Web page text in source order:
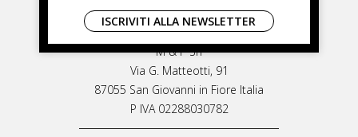
LIVIANA MIRARCHI
M & P Srl
Via G. Matteotti, 91
87055 San Giovanni in Fiore Italia
P IVA 02288030782
ISCRIVITI ALLA NEWSLETTER